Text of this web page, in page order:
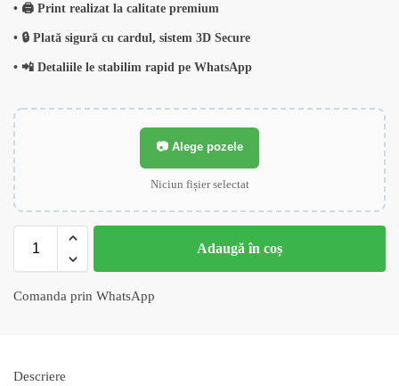
• 🖨️ Print realizat la calitate premium
• 🔒 Plată sigură cu cardul, sistem 3D Secure
• 📲 Detaliile le stabilim rapid pe WhatsApp
📷 Alege pozele
Niciun fișier selectat
Adaugă în coș
Comanda prin WhatsApp
Descriere